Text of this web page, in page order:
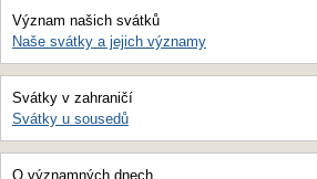
Význam našich svátků
Naše svátky a jejich významy
Svátky v zahraničí
Svátky u sousedů
O významných dnech